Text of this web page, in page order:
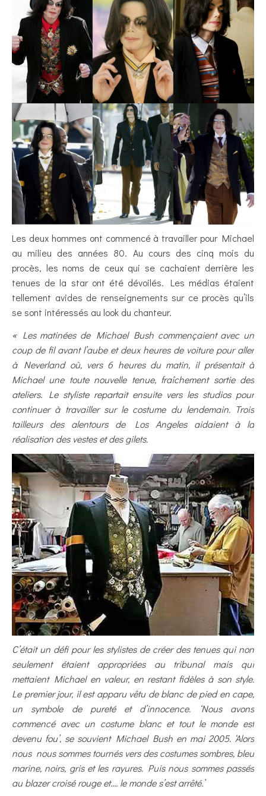
Les deux hommes ont commencé à travailler pour Michael
au milieu des années 80. Au cours des cinq mois du
procès, les noms de ceux qui se cachaient derrière les
tenues de la star ont été dévoilés. Les médias étaient
tellement avides de renseignements sur ce procès qu’ils
se sont intéressés au look du chanteur.
« Les matinées de Michael Bush commençaient avec un
coup de fil avant l’aube et deux heures de voiture pour aller
à Neverland où, vers 6 heures du matin, il présentait à
Michael une toute nouvelle tenue, fraîchement sortie des
ateliers. Le styliste repartait ensuite vers les studios pour
continuer à travailler sur le costume du lendemain. Trois
tailleurs des alentours de Los Angeles aidaient à la
réalisation des vestes et des gilets.
C’était un défi pour les stylistes de créer des tenues qui non
seulement étaient appropriées au tribunal mais qui
mettaient Michael en valeur, en restant fidèles à son style.
Le premier jour, il est apparu vêtu de blanc de pied en cape,
un symbole de pureté et d’innocence. ‘Nous avons
commencé avec un costume blanc et tout le monde est
devenu fou’, se souvient Michael Bush en mai 2005. ‘Alors
nous nous sommes tournés vers des costumes sombres, bleu
marine, noirs, gris et les rayures. Puis nous sommes passés
au blazer croisé rouge et…. le monde s’est arrêté.’